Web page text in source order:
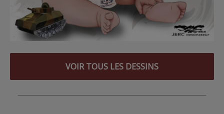
VOIR TOUS LES DESSINS